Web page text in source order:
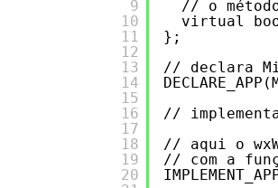
9
10
11
12
13
14
15
16
17
18
19
20
// o
virtual
};
// declara
//
// aqui o
// com a